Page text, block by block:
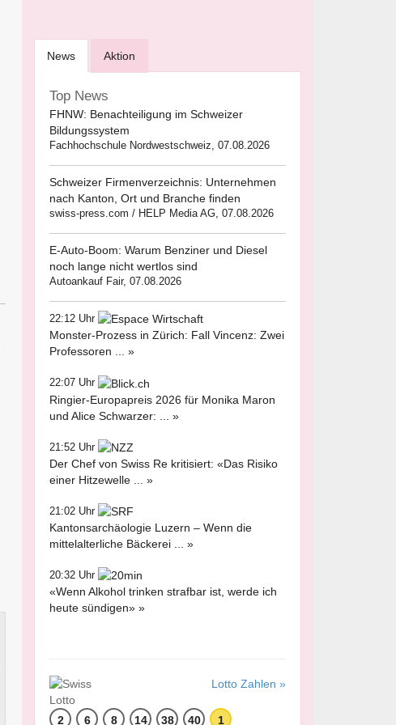
News Aktion
Top News
FHNW: Benachteiligung im Schweizer
Bildungssystem
Fachhochschule Nordwestschweiz, 07.08.2026
Schweizer Firmenverzeichnis: Unternehmen
nach Kanton, Ort und Branche finden
swiss-press.com / HELP Media AG, 07.08.2026
E-Auto-Boom: Warum Benziner und Diesel
noch lange nicht wertlos sind
Autoankauf Fair, 07.08.2026
22:12 Uhr
Monster-Prozess in Zürich: Fall Vincenz: Zwei
Professoren ... »
22:07 Uhr
Ringier-Europapreis 2026 für Monika Maron
und Alice Schwarzer: ... »
21:52 Uhr
Der Chef von Swiss Re kritisiert: «Das Risiko
einer Hitzewelle ... »
21:02 Uhr
Kantonsarchäologie Luzern – Wenn die
mittelalterliche Bäckerei ... »
20:32 Uhr
«Wenn Alkohol trinken strafbar ist, werde ich
heute sündigen» »
Lotto Zahlen »
2 6 8 14 38 40 1